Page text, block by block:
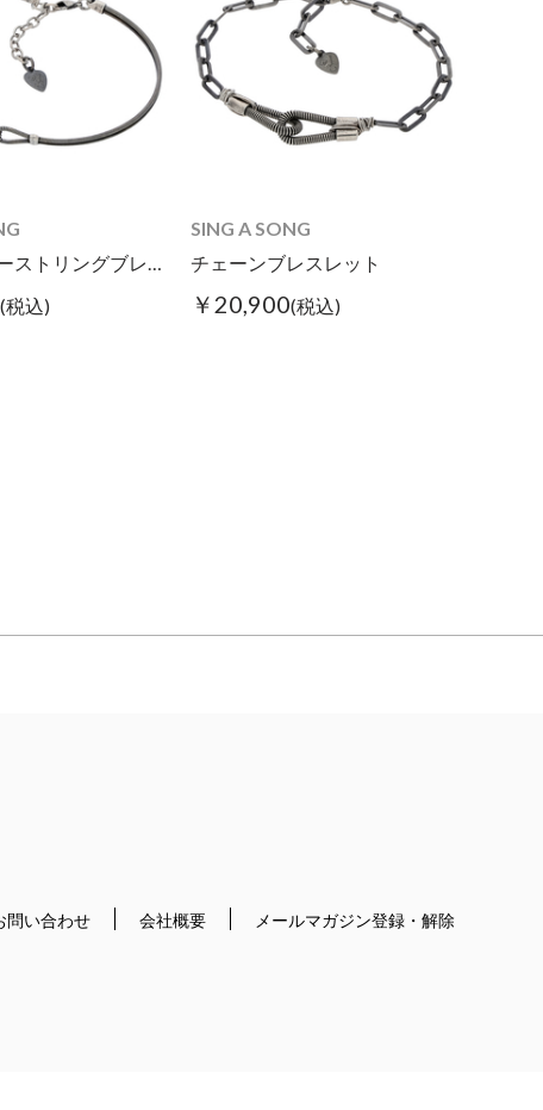
ダブルギターストリングブレス スリム
(税込)
SING A SONG
チェーンブレスレット
￥20,900(税込)
問い合わせ 会社概要 メールマガジン登録・解除